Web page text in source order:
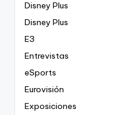
Disney Plus
Disney Plus
E3
Entrevistas
eSports
Eurovisión
Exposiciones